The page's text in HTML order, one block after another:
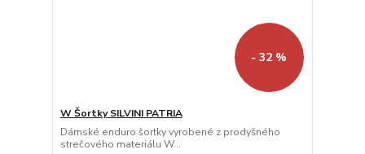
- 32 %
W Šortky SILVINI PATRIA
Dámské enduro šortky vyrobené z prodyšného
strečového materiálu W...